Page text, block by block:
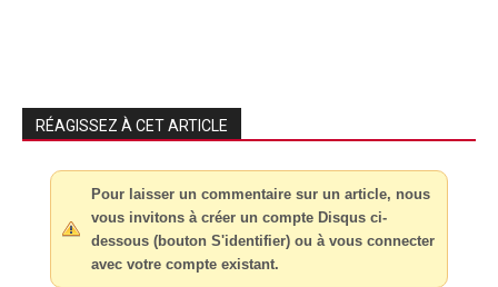
RÉAGISSEZ À CET ARTICLE
Pour laisser un commentaire sur un article, nous
vous invitons à créer un compte Disqus ci-
dessous (bouton S'identifier) ou à vous connecter
avec votre compte existant.